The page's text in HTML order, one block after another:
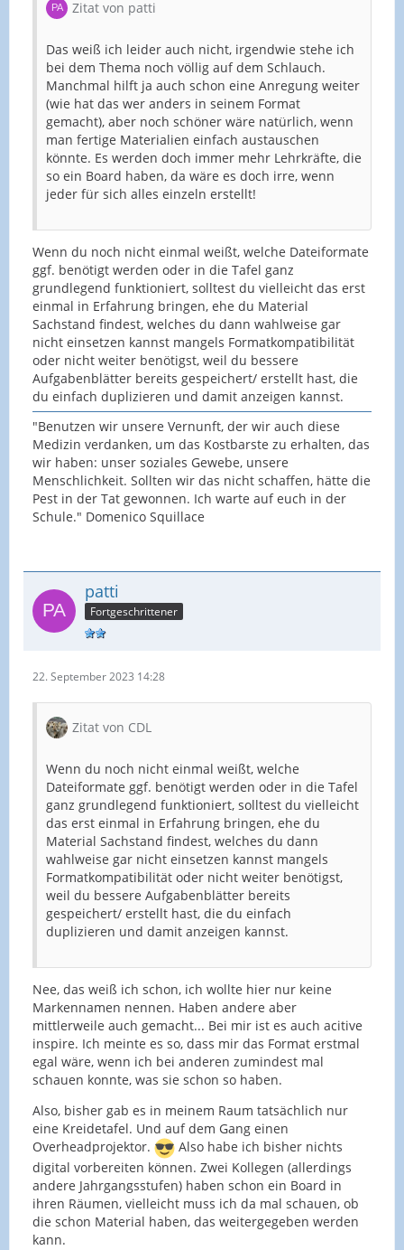
Zitat von patti
Das weiß ich leider auch nicht, irgendwie stehe ich
bei dem Thema noch völlig auf dem Schlauch.
Manchmal hilft ja auch schon eine Anregung weiter
(wie hat das wer anders in seinem Format
gemacht), aber noch schöner wäre natürlich, wenn
man fertige Materialien einfach austauschen
könnte. Es werden doch immer mehr Lehrkräfte, die
so ein Board haben, da wäre es doch irre, wenn
jeder für sich alles einzeln erstellt!
Wenn du noch nicht einmal weißt, welche Dateiformate
ggf. benötigt werden oder in die Tafel ganz
grundlegend funktioniert, solltest du vielleicht das erst
einmal in Erfahrung bringen, ehe du Material
Sachstand findest, welches du dann wahlweise gar
nicht einsetzen kannst mangels Formatkompatibilität
oder nicht weiter benötigst, weil du bessere
Aufgabenblätter bereits gespeichert/ erstellt hast, die
du einfach duplizieren und damit anzeigen kannst.
"Benutzen wir unsere Vernunft, der wir auch diese
Medizin verdanken, um das Kostbarste zu erhalten, das
wir haben: unser soziales Gewebe, unsere
Menschlichkeit. Sollten wir das nicht schaffen, hätte die
Pest in der Tat gewonnen. Ich warte auf euch in der
Schule." Domenico Squillace
patti
Fortgeschrittener
22. September 2023 14:28
Zitat von CDL
Wenn du noch nicht einmal weißt, welche
Dateiformate ggf. benötigt werden oder in die Tafel
ganz grundlegend funktioniert, solltest du vielleicht
das erst einmal in Erfahrung bringen, ehe du
Material Sachstand findest, welches du dann
wahlweise gar nicht einsetzen kannst mangels
Formatkompatibilität oder nicht weiter benötigst,
weil du bessere Aufgabenblätter bereits
gespeichert/ erstellt hast, die du einfach
duplizieren und damit anzeigen kannst.
Nee, das weiß ich schon, ich wollte hier nur keine
Markennamen nennen. Haben andere aber
mittlerweile auch gemacht... Bei mir ist es auch acitive
inspire. Ich meinte es so, dass mir das Format erstmal
egal wäre, wenn ich bei anderen zumindest mal
schauen konnte, was sie schon so haben.
Also, bisher gab es in meinem Raum tatsächlich nur
eine Kreidetafel. Und auf dem Gang einen
Overheadprojektor.
Also habe ich bisher nichts
digital vorbereiten können. Zwei Kollegen (allerdings
andere Jahrgangsstufen) haben schon ein Board in
ihren Räumen, vielleicht muss ich da mal schauen, ob
die schon Material haben, das weitergegeben werden
kann.